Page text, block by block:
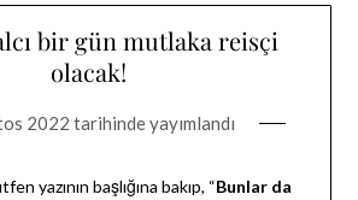
bir gün mutlaka reisçi
olacak!
2022 tarihinde yayımlandı
yazının başlığına bakıp, “Bunlar da